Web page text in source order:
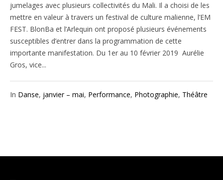
jumelages avec plusieurs collectivités du Mali. Il a choisi de les
mettre en valeur à travers un festival de culture malienne, l’EM
FEST. BlonBa et l’Arlequin ont proposé plusieurs événements
susceptibles d’entrer dans la programmation de cette
importante manifestation. Du 1er au 10 février 2019 Aurélie
Gros, vice...
In Danse, janvier – mai, Performance, Photographie, Théâtre